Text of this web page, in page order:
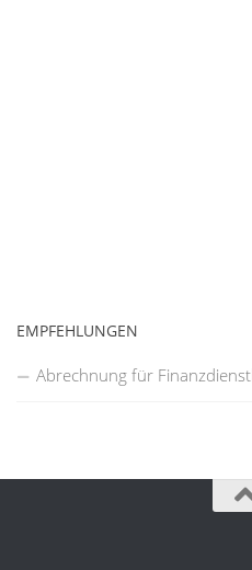
EMPFEHLUNGEN
Abrechnung für